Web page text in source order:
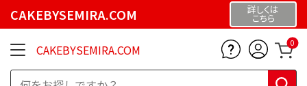
CAKEBYSEMIRA.COM 詳しくは
こちら
CAKEBYSEMIRA.COM 0